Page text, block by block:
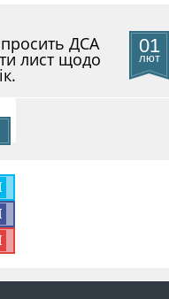
01
лют
просить ДСА
лист щодо